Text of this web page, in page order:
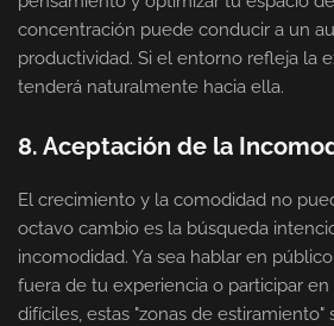
concentración puede conducir a un
productividad. Si el entorno refleja la
tenderá naturalmente hacia ella.
8. Aceptación de la
El crecimiento y la comodidad no
octavo cambio es la búsqueda
incomodidad. Ya sea hablar en
fuera de tu experiencia o participar
difíciles, estas "zonas de